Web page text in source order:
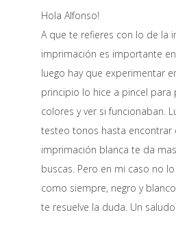
Hola Alfonso!
A que te refieres con lo de la
imprimación es importante
luego hay que experimentar
principio lo hice a pincel
colores y ver si funcionaban.
testeo tonos hasta encontrar
imprimación blanca te da
buscas. Pero en mi caso no
como siempre, negro y
te resuelve la duda. Un